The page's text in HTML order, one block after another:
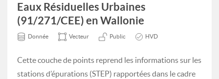
Eaux Résiduelles Urbaines
(91/271/CEE) en Wallonie
Donnée Vecteur Public HVD
Cette couche de points reprend les informations sur les
stations d’épurations (STEP) rapportées dans le cadre